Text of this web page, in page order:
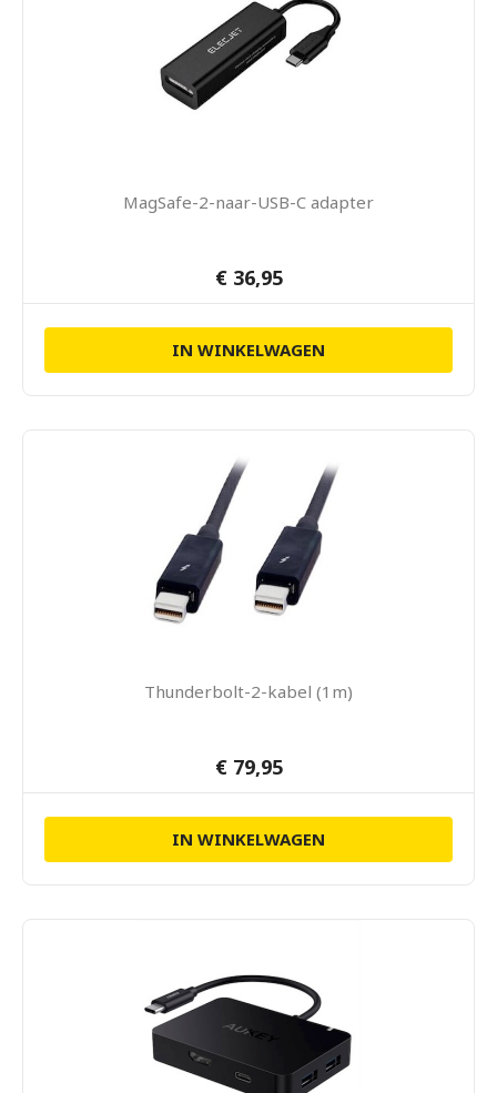
MagSafe-2-naar-USB-C adapter
€ 36,95
IN WINKELWAGEN
Thunderbolt-2-kabel (1m)
€ 79,95
IN WINKELWAGEN